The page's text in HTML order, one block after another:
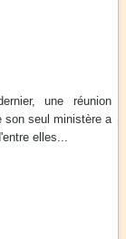
une réunion
son seul ministère a
elles...